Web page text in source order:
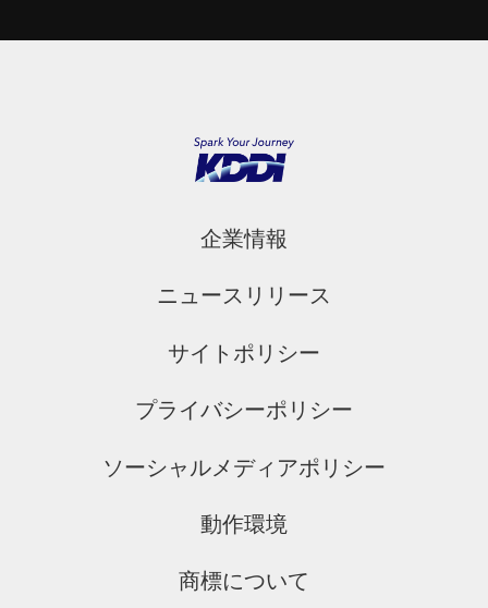
企業情報
ニュースリリース
サイトポリシー
プライバシーポリシー
ソーシャルメディアポリシー
動作環境
商標について